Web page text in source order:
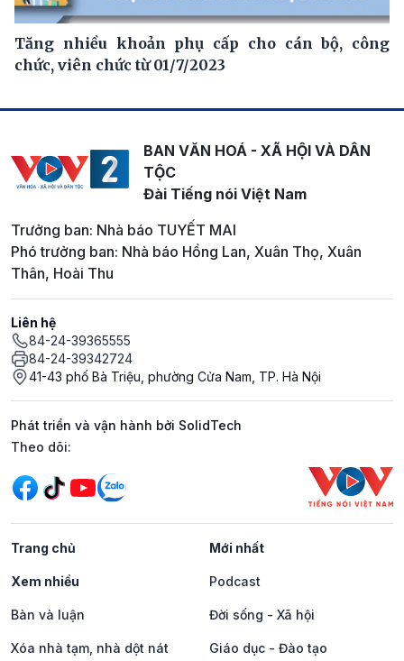
Tăng nhiều khoản phụ cấp cho cán bộ, công
chức, viên chức từ 01/7/2023
BAN VĂN HOÁ - XÃ HỘI VÀ DÂN
TỘC
Đài Tiếng nói Việt Nam
Trưởng ban: Nhà báo TUYẾT MAI
Phó trưởng ban: Nhà báo Hồng Lan, Xuân Thọ, Xuân
Thân, Hoài Thu
Liên hệ
84-24-39365555
84-24-39342724
41-43 phố Bà Triệu, phường Cửa Nam, TP. Hà Nội
Phát triển và vận hành bởi SolidTech
Mạng xã hội
Theo dõi:
Trang chủ Mới nhất
Xem nhiều Podcast
Bàn và luận Đời sống - Xã hội
Xóa nhà tạm, nhà dột nát Giáo dục - Đào tạo